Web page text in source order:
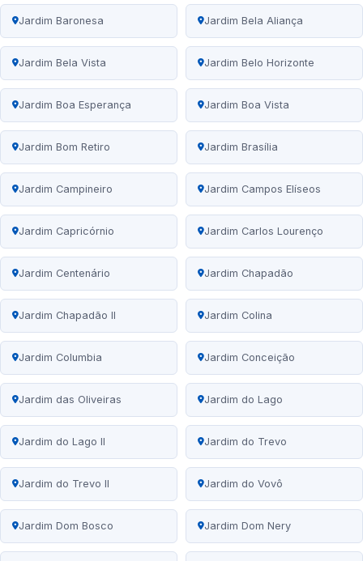
Jardim Baronesa Jardim Bela Aliança
Jardim Bela Vista Jardim Belo Horizonte
Jardim Boa Esperança Jardim Boa Vista
Jardim Bom Retiro Jardim Brasília
Jardim Campineiro Jardim Campos Elíseos
Jardim Capricórnio Jardim Carlos Lourenço
Jardim Centenário Jardim Chapadão
Jardim Chapadão II Jardim Colina
Jardim Columbia Jardim Conceição
Jardim das Oliveiras Jardim do Lago
Jardim do Lago II Jardim do Trevo
Jardim do Trevo II Jardim do Vovô
Jardim Dom Bosco Jardim Dom Nery